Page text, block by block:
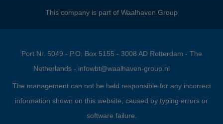
This company is part of Waalhaven Group
Port Nr. 5049 - P.O. Box 5155 - 3008 AD Rotterdam - The
Netherlands - infowbt@waalhaven-group.nl
The management can not be held responsible for any incorrect
information shown on this website, caused by typing errors or
software failure.